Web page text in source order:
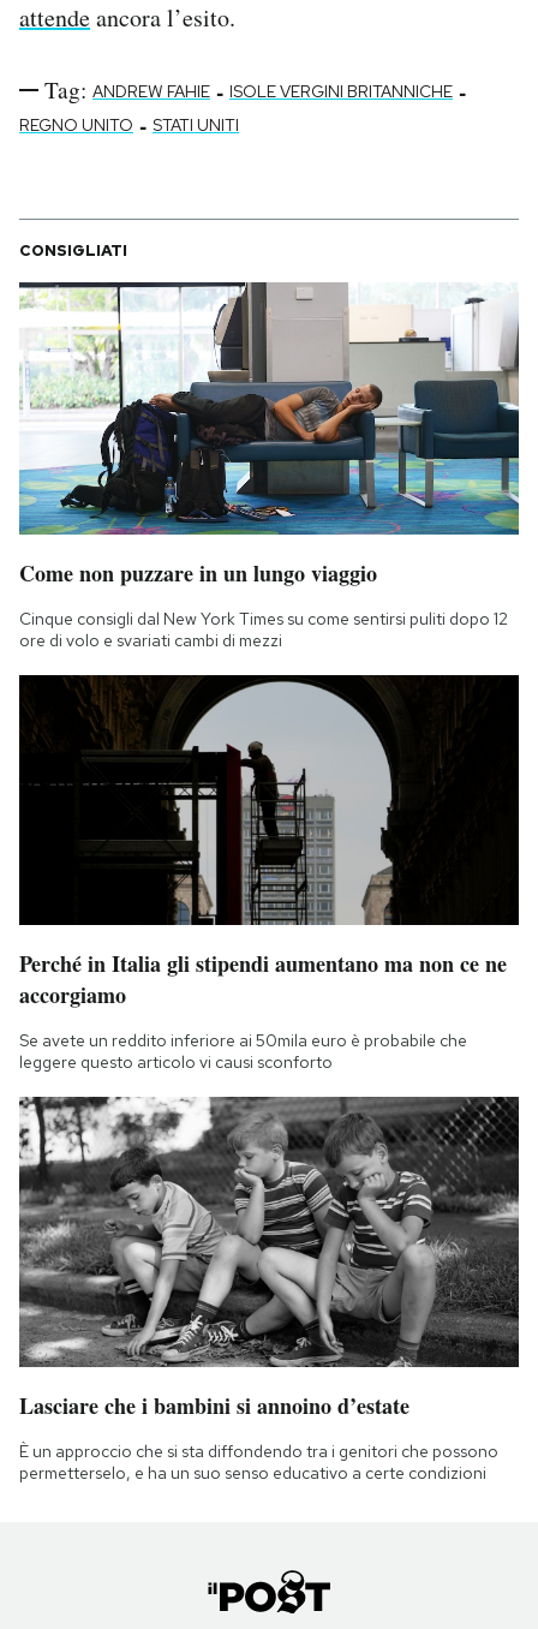
attendeancora l’esito.
Tag: ANDREW FAHIE - ISOLE VERGINI BRITANNICHE -
REGNO UNITO - STATI UNITI
CONSIGLIATI
Come non puzzare in un lungo viaggio
Cinque consigli dal New York Times su come sentirsi puliti dopo 12
ore di volo e svariati cambi di mezzi
Perché in Italia gli stipendi aumentano ma non ce ne
accorgiamo
Se avete un reddito inferiore ai 50mila euro è probabile che
leggere questo articolo vi causi sconforto
Lasciare che i bambini si annoino d’estate
È un approccio che si sta diffondendo tra i genitori che possono
permetterselo, e ha un suo senso educativo a certe condizioni